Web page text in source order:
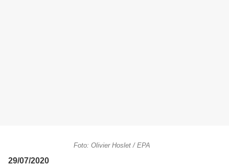
Foto: Olivier Hoslet / EPA
29/07/2020